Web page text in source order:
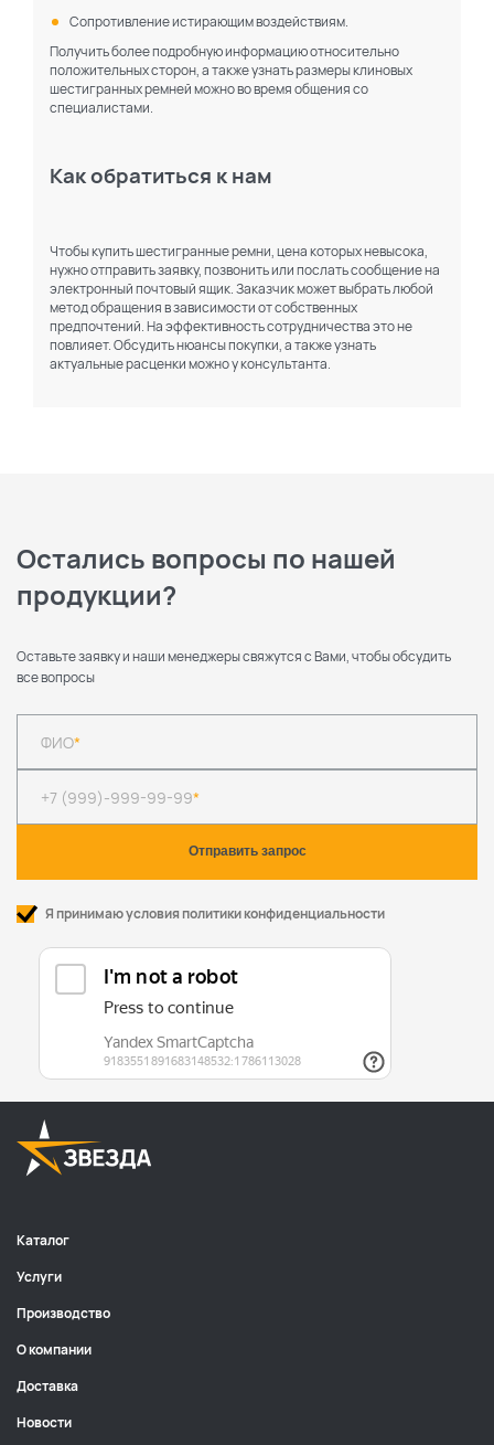
Сопротивление истирающим воздействиям.
Получить более подробную информацию относительно
положительных сторон, а также узнать размеры клиновых
шестигранных ремней можно во время общения со
специалистами.
Как обратиться к нам
Чтобы купить шестигранные ремни, цена которых невысока,
нужно отправить заявку, позвонить или послать сообщение на
электронный почтовый ящик. Заказчик может выбрать любой
метод обращения в зависимости от собственных
предпочтений. На эффективность сотрудничества это не
повлияет. Обсудить нюансы покупки, а также узнать
актуальные расценки можно у консультанта.
Остались вопросы по нашей
продукции?
Оставьте заявку и наши менеджеры свяжутся с Вами, чтобы обсудить
все вопросы
ФИО*
+7 (999)-999-99-99*
Я принимаю условия политики конфиденциальности
Каталог
Услуги
Производство
О компании
Доставка
Новости